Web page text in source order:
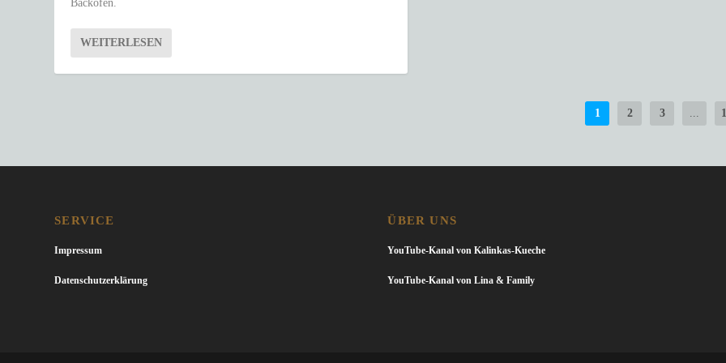
Backofen.
WEITERLESEN
1 2 3
SERVICE
Impressum
Datenschutzerklärung
ÜBER UNS
YouTube-Kanal von Kalinkas-Kueche
YouTube-Kanal von Lina & Family